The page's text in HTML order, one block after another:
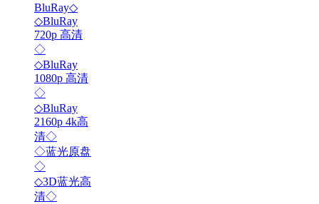
BluRay◇
◇BluRay
720p 高清
◇
◇BluRay
1080p 高清
◇
◇BluRay
2160p 4k高
清◇
◇蓝光原盘
◇
◇3D蓝光高
清◇